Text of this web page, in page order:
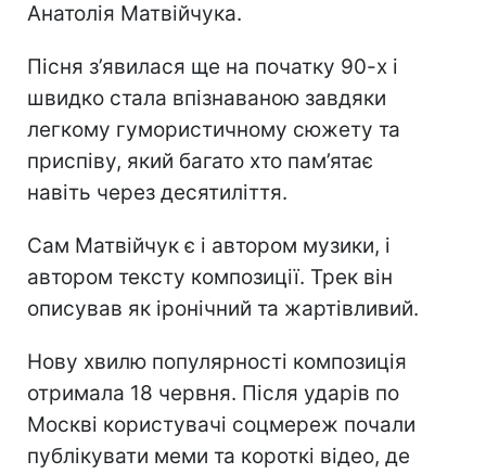
Анатолія Матвійчука.
Пісня з’явилася ще на початку 90-х і
швидко стала впізнаваною завдяки
легкому гумористичному сюжету та
приспіву, який багато хто пам’ятає
навіть через десятиліття.
Сам Матвійчук є і автором музики, і
автором тексту композиції. Трек він
описував як іронічний та жартівливий.
Нову хвилю популярності композиція
отримала 18 червня. Після ударів по
Москві користувачі соцмереж почали
публікувати меми та короткі відео, де